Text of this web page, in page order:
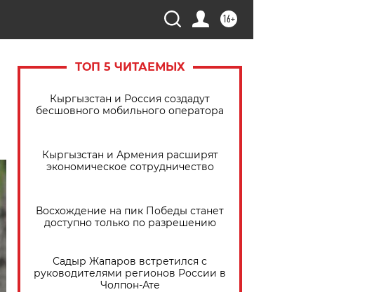
16+
ТОП 5 ЧИТАЕМЫХ
Кыргызстан и Россия создадут
бесшовного мобильного оператора
Кыргызстан и Армения расширят
экономическое сотрудничество
Восхождение на пик Победы станет
доступно только по разрешению
Садыр Жапаров встретился с
руководителями регионов России в
Чолпон-Ате